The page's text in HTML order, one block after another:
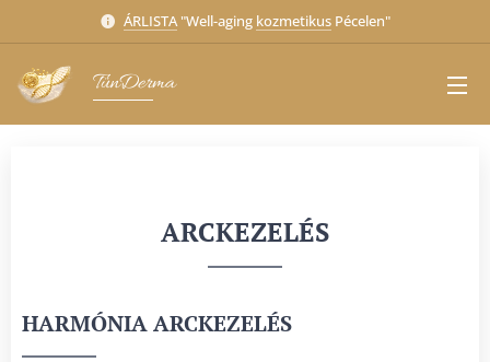
ÁRLISTA "Well-aging kozmetikus Pécelen"
TünDerma
ARCKEZELÉS
HARMÓNIA ARCKEZELÉS